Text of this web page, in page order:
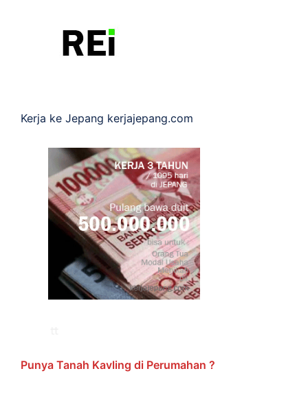
Kerja ke Jepang kerjajepang.com
Punya Tanah Kavling di Perumahan ?